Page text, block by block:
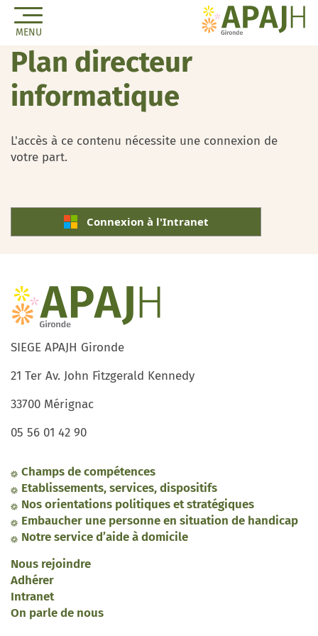
MENU
Plan directeur
informatique
L'accès à ce contenu nécessite une connexion de
votre part.
Connexion à l'Intranet
SIEGE APAJH Gironde
21 Ter Av. John Fitzgerald Kennedy
33700 Mérignac
05 56 01 42 90
Champs de compétences
Etablissements, services, dispositifs
Nos orientations politiques et stratégiques
Embaucher une personne en situation de handicap
Notre service d’aide à domicile
Nous rejoindre
Adhérer
Intranet
On parle de nous